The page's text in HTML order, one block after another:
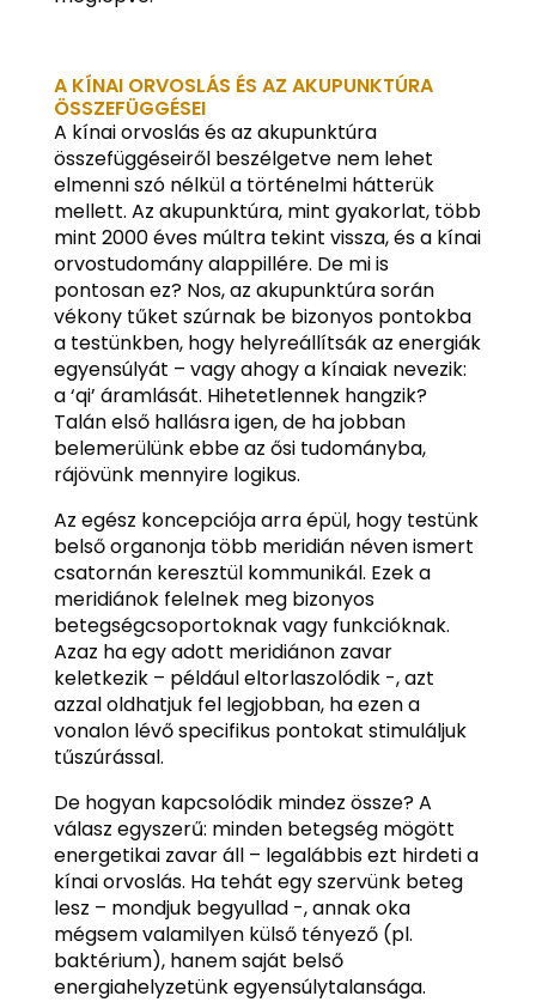
A KÍNAI ORVOSLÁS ÉS AZ AKUPUNKTÚRA
ÖSSZEFÜGGÉSEI
A kínai orvoslás és az akupunktúra
összefüggéseiről beszélgetve nem lehet
elmenni szó nélkül a történelmi hátterük
mellett. Az akupunktúra, mint gyakorlat, több
mint 2000 éves múltra tekint vissza, és a kínai
orvostudomány alappillére. De mi is
pontosan ez? Nos, az akupunktúra során
vékony tűket szúrnak be bizonyos pontokba
a testünkben, hogy helyreállítsák az energiák
egyensúlyát – vagy ahogy a kínaiak nevezik:
a ‘qi’ áramlását. Hihetetlennek hangzik?
Talán első hallásra igen, de ha jobban
belemerülünk ebbe az ősi tudományba,
rájövünk mennyire logikus.
Az egész koncepciója arra épül, hogy testünk
belső organonja több meridián néven ismert
csatornán keresztül kommunikál. Ezek a
meridiánok felelnek meg bizonyos
betegségcsoportoknak vagy funkcióknak.
Azaz ha egy adott meridiánon zavar
keletkezik – például eltorlaszolódik -, azt
azzal oldhatjuk fel legjobban, ha ezen a
vonalon lévő specifikus pontokat stimuláljuk
tűszúrással.
De hogyan kapcsolódik mindez össze? A
válasz egyszerű: minden betegség mögött
energetikai zavar áll – legalábbis ezt hirdeti a
kínai orvoslás. Ha tehát egy szervünk beteg
lesz – mondjuk begyullad -, annak oka
mégsem valamilyen külső tényező (pl.
baktérium), hanem saját belső
energiahelyzetünk egyensúlytalansága.